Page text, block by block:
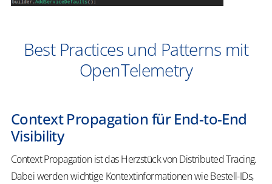
Best Practices und Patterns mit
OpenTelemetry
Context Propagation für End-to-End
Visibility
Context Propagation ist das Herzstück von Distributed Tracing.
Dabei werden wichtige Kontextinformationen wie Bestell-IDs,